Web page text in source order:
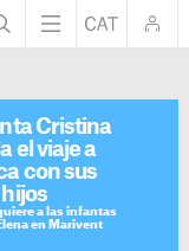
Cristina
el viaje a
con sus
a las infantas
en Marivent